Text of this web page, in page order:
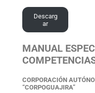
Descarg
ar
MANUAL
CORPORACIÓN
“CORPOGUAJIRA”